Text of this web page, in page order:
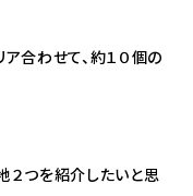
合わせて、約１０個の
２つを紹介したいと思